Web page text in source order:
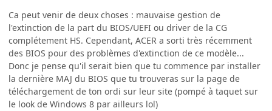
Ca peut venir de deux choses : mauvaise gestion de
l'extinction de la part du BIOS/UEFI ou driver de la CG
complétement HS. Cependant, ACER a sorti très récemment
des BIOS pour des problèmes d'extinction de ce modèle...
Donc je pense qu'il serait bien que tu commence par installer
la dernière MAJ du BIOS que tu trouveras sur la page de
téléchargement de ton ordi sur leur site (pompé à taquet sur
le look de Windows 8 par ailleurs lol)